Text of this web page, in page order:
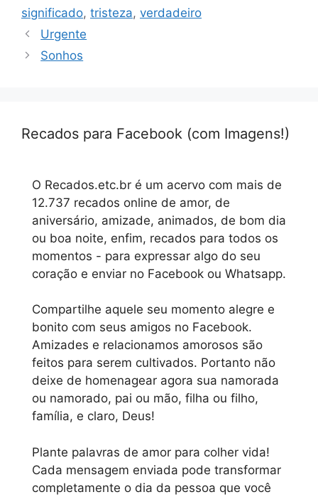
significado, tristeza, verdadeiro
Urgente
Sonhos
Recados para Facebook (com Imagens!)
O Recados.etc.br é um acervo com mais de
12.737 recados online de amor, de
aniversário, amizade, animados, de bom dia
ou boa noite, enfim, recados para todos os
momentos - para expressar algo do seu
coração e enviar no Facebook ou Whatsapp.
Compartilhe aquele seu momento alegre e
bonito com seus amigos no Facebook.
Amizades e relacionamos amorosos são
feitos para serem cultivados. Portanto não
deixe de homenagear agora sua namorada
ou namorado, pai ou mão, filha ou filho,
família, e claro, Deus!
Plante palavras de amor para colher vida!
Cada mensagem enviada pode transformar
completamente o dia da pessoa que você